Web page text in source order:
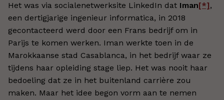
Het was via socialenetwerksite LinkedIn dat Iman[*],
een dertigjarige ingenieur informatica, in 2018
gecontacteerd werd door een Frans bedrijf om in
Parijs te komen werken. Iman werkte toen in de
Marokkaanse stad Casablanca, in het bedrijf waar ze
tijdens haar opleiding stage liep. Het was nooit haar
bedoeling dat ze in het buitenland carrière zou
maken. Maar het idee begon vorm aan te nemen